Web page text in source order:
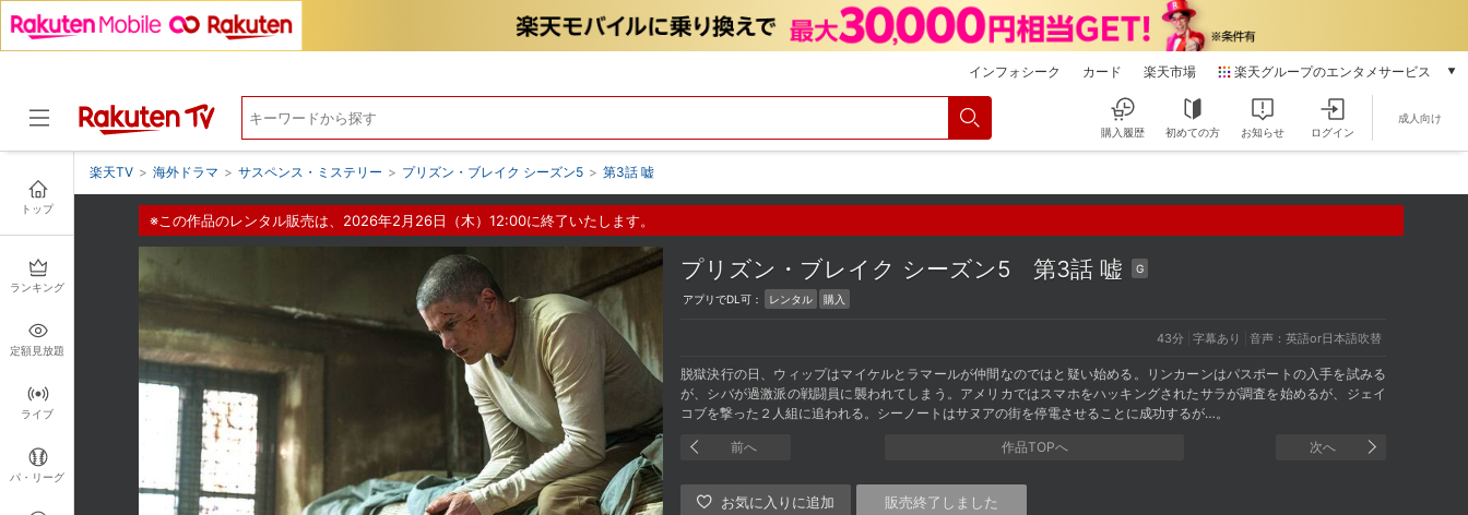
インフォシーク カード 楽天市場 楽天グループのエンタメサービス
本/ゲーム/CD/DVD
電子書籍
楽天ミュージック
動画配信
動画配信ガイド
Rakuten PLAY
購入履歴 初めての方 お知らせ ログイン
成人向け
トップ
ランキング
定額見放題
ライブ
パ・リーグ
楽天TV > 海外ドラマ > サスペンス・ミステリー > プリズン・ブレイク シーズン5 > 第3話 嘘
※この作品のレンタル販売は、2026年2月26日（木）12:00に終了いたします。
プリズン・ブレイク シーズン5 第3話 嘘 G
アプリでDL可： レンタル 購入
43分 字幕あり 音声：英語or日本語吹替
脱獄決行の日、ウィップはマイケルとラマールが仲間なのではと疑い始める。リンカーンはパスポートの入手を試みる
が、シバが過激派の戦闘員に襲われてしまう。アメリカではスマホをハッキングされたサラが調査を始めるが、ジェイ
コブを撃った２人組に追われる。シーノートはサヌアの街を停電させることに成功するが…。
前へ 作品TOPへ 次へ
販売終了しました